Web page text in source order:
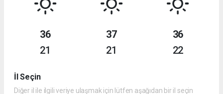
36
21
37
21
36
22
İl Seçin
Diğer il ile ilgili veriye ulaşmak için lütfen aşağıdan bir il seçin